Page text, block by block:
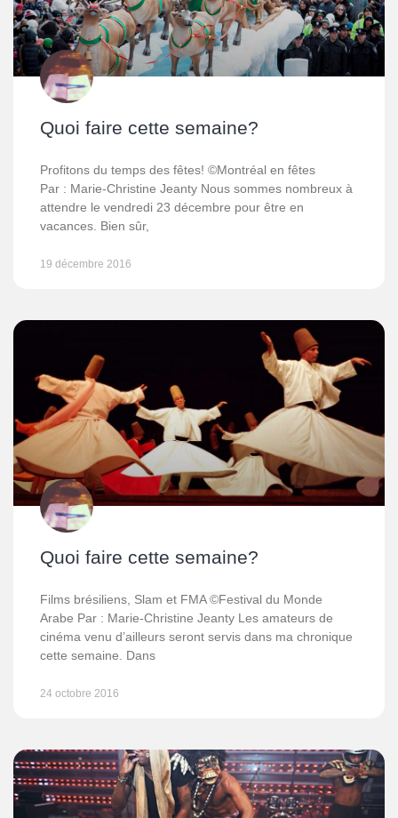
Quoi faire cette semaine?
Profitons du temps des fêtes! ©Montréal en fêtes
Par : Marie-Christine Jeanty Nous sommes nombreux à
attendre le vendredi 23 décembre pour être en
vacances. Bien sûr,
19 décembre 2016
Quoi faire cette semaine?
Films brésiliens, Slam et FMA ©Festival du Monde
Arabe Par : Marie-Christine Jeanty Les amateurs de
cinéma venu d’ailleurs seront servis dans ma chronique
cette semaine. Dans
24 octobre 2016